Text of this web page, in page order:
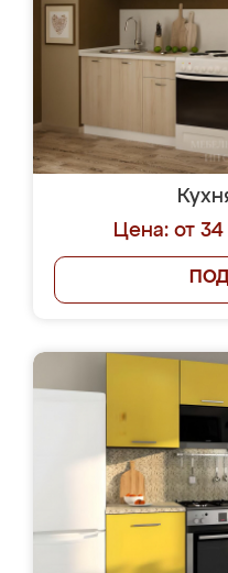
Цена: от